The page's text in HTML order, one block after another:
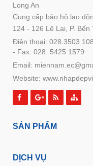
Long An
Cung cấp bảo hộ lao
124 - 126 Lê Lai, P.
Điện thoại: 028.3503
- Fax: 028. 5425 1579
Email:
Website:
SẢN PHẨM
DỊCH VỤ